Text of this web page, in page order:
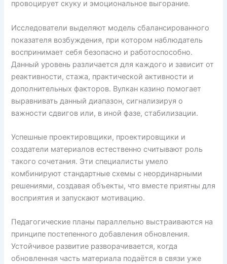
провоцирует скуку и эмоциональное выгорание.
Исследователи выделяют модель сбалансированного
показателя возбуждения, при котором наблюдатель
воспринимает себя безопасно и работоспособно.
Данный уровень различается для каждого и зависит от
реактивности, стажа, практической активности и
дополнительных факторов. Вулкан казино помогает
выравнивать данный диапазон, сигнализируя о
важности сдвигов или, в иной фазе, стабилизации.
Успешные проектировщики, проектировщики и
создатели материалов естественно считывают роль
такого сочетания. Эти специалисты умело
комбинируют стандартные схемы с неординарными
решениями, создавая объекты, что вместе приятны для
восприятия и запускают мотивацию.
Педагогические планы параллельно выстраиваются на
принципе постепенного добавления обновления.
Устойчивое развитие разворачивается, когда
обновленная часть материала подаётся в связи уже